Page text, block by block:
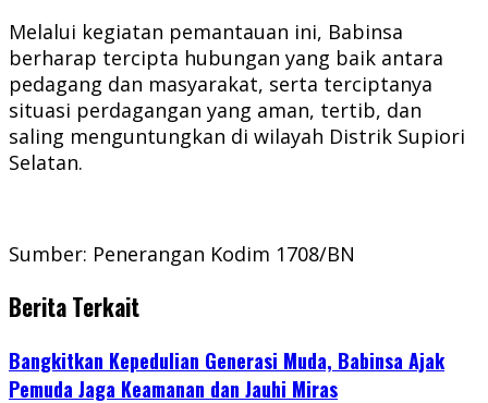
Melalui kegiatan pemantauan ini, Babinsa
berharap tercipta hubungan yang baik antara
pedagang dan masyarakat, serta terciptanya
situasi perdagangan yang aman, tertib, dan
saling menguntungkan di wilayah Distrik Supiori
Selatan.
Sumber: Penerangan Kodim 1708/BN
Berita Terkait
Bangkitkan Kepedulian Generasi Muda, Babinsa Ajak
Pemuda Jaga Keamanan dan Jauhi Miras